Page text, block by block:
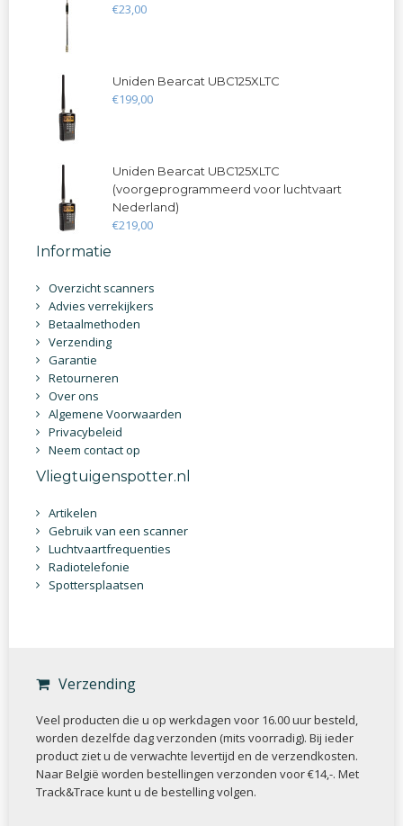
€23,00
Uniden Bearcat UBC125XLTC
€199,00
Uniden Bearcat UBC125XLTC
(voorgeprogrammeerd voor luchtvaart
Nederland)
€219,00
Informatie
Overzicht scanners
Advies verrekijkers
Betaalmethoden
Verzending
Garantie
Retourneren
Over ons
Algemene Voorwaarden
Privacybeleid
Neem contact op
Vliegtuigenspotter.nl
Artikelen
Gebruik van een scanner
Luchtvaartfrequenties
Radiotelefonie
Spottersplaatsen
Verzending
Veel producten die u op werkdagen voor 16.00 uur besteld,
worden dezelfde dag verzonden (mits voorradig). Bij ieder
product ziet u de verwachte levertijd en de verzendkosten.
Naar België worden bestellingen verzonden voor €14,-. Met
Track&Trace kunt u de bestelling volgen.